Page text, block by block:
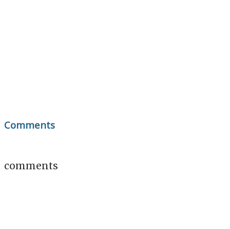
Comments
comments